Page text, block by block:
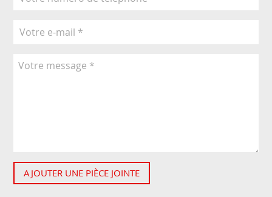
AJOUTER UNE PIÈCE JOINTE